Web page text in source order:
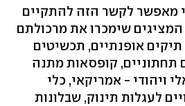
מאפשר לקשר הזה להתקיים
שימכרו את מרכולתם
אופנתיים, תכשיטים
תחתוניים, קופסאות מתנה
ויהודי - אמריקאי, כלי
לעגלות תינוק, שבלונות